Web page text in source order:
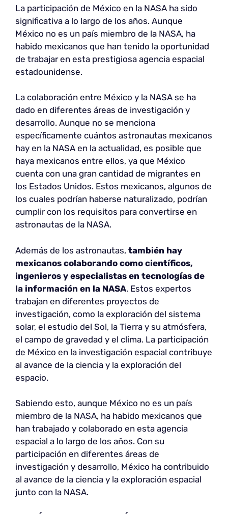
La participación de México en la NASA ha sido
significativa a lo largo de los años. Aunque
México no es un país miembro de la NASA, ha
habido mexicanos que han tenido la oportunidad
de trabajar en esta prestigiosa agencia espacial
estadounidense.
La colaboración entre México y la NASA se ha
dado en diferentes áreas de investigación y
desarrollo. Aunque no se menciona
específicamente cuántos astronautas mexicanos
hay en la NASA en la actualidad, es posible que
haya mexicanos entre ellos, ya que México
cuenta con una gran cantidad de migrantes en
los Estados Unidos. Estos mexicanos, algunos de
los cuales podrían haberse naturalizado, podrían
cumplir con los requisitos para convertirse en
astronautas de la NASA.
Además de los astronautas, también hay
mexicanos colaborando como científicos,
ingenieros y especialistas en tecnologías de
la información en la NASA. Estos expertos
trabajan en diferentes proyectos de
investigación, como la exploración del sistema
solar, el estudio del Sol, la Tierra y su atmósfera,
el campo de gravedad y el clima. La participación
de México en la investigación espacial contribuye
al avance de la ciencia y la exploración del
espacio.
Sabiendo esto, aunque México no es un país
miembro de la NASA, ha habido mexicanos que
han trabajado y colaborado en esta agencia
espacial a lo largo de los años. Con su
participación en diferentes áreas de
investigación y desarrollo, México ha contribuido
al avance de la ciencia y la exploración espacial
junto con la NASA.